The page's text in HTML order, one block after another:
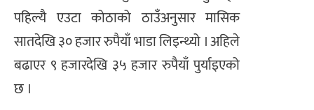
पहिल्यै एउटा कोठाको ठाउँअनुसार मासिक
सातदेखि ३० हजार रुपैयाँ भाडा लिइन्थ्यो । अहिले
बढाएर ९ हजारदेखि ३५ हजार रुपैयाँ पुर्याइएको
छ ।